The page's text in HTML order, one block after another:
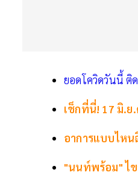
ยอดโควิดวันนี้ ติ
เช็กที่นี่! 17 มิ.ย
อาการแบบไห
"นนท์พร้อม" ไข